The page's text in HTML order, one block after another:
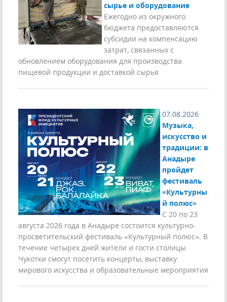
сырье и оборудование
Ежегодно из окружного
бюджета предоставляются
субсидии на компенсацию
затрат, связанных с
обновлением оборудования для производства
пищевой продукции и доставкой сырья
07.08.2026
Музыка,
искусство и
традиции: в
Анадыре
пройдет
фестиваль
«Культурны
й полюс»
С 20 по 23
августа 2026 года в Анадыре состоится культурно-
просветительский фестиваль «Культурный полюс». В
течение четырех дней жители и гости столицы
Чукотки смогут посетить концерты, выставку
мирового искусства и образовательные мероприятия